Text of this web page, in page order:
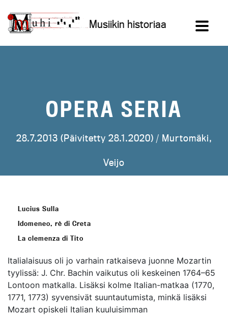
sisältöön
Musiikin historiaa
OPERA SERIA
28.7.2013 (Päivitetty 28.1.2020) / Murtomäki,
Veijo
Lucius Sulla
Idomeneo, rè di Creta
La clemenza di Tito
Italialaisuus oli jo varhain ratkaiseva juonne Mozartin
tyylissä: J. Chr. Bachin vaikutus oli keskeinen 1764–65
Lontoon matkalla. Lisäksi kolme Italian-matkaa (1770,
1771, 1773) syvensivät suuntautumista, minkä lisäksi
Mozart opiskeli Italian kuuluisimman